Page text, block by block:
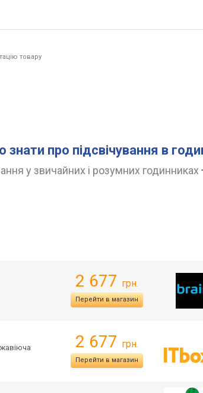
товару
про підсвічування в
у звичайних і розумних годинниках
2 677 грн.
Перейти в магазин
2 677 грн.
Перейти в магазин